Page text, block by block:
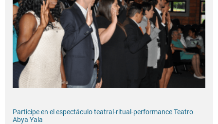
Participe en el espectáculo teatral-ritual-performance Teatro
Abya Yala